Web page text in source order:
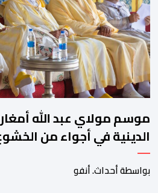
الدراسیة. وأوضحت الوزارة، في بلاغ، أن
موسم مولاي عبد الله
الدينية في أجواء من
بواسطة أحداث. أنفو